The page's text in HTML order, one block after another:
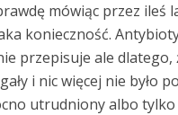
mówiąc przez ileś
konieczność.
przepisuje ale dlatego,
i nic więcej nie było
utrudniony albo